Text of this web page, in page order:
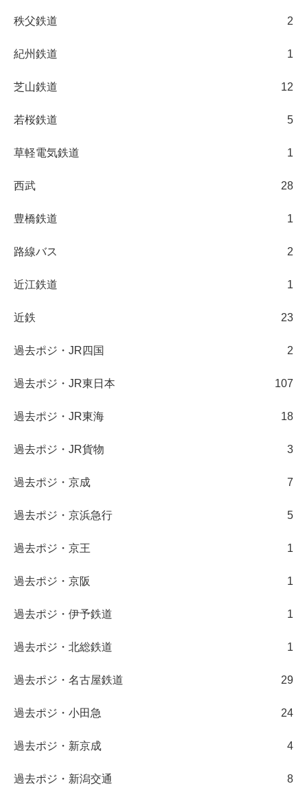
秩父鉄道 2
紀州鉄道 1
芝山鉄道 12
若桜鉄道 5
草軽電気鉄道 1
西武 28
豊橋鉄道 1
路線バス 2
近江鉄道 1
近鉄 23
過去ポジ・JR四国 2
過去ポジ・JR東日本 107
過去ポジ・JR東海 18
過去ポジ・JR貨物 3
過去ポジ・京成 7
過去ポジ・京浜急行 5
過去ポジ・京王 1
過去ポジ・京阪 1
過去ポジ・伊予鉄道 1
過去ポジ・北総鉄道 1
過去ポジ・名古屋鉄道 29
過去ポジ・小田急 24
過去ポジ・新京成 4
過去ポジ・新潟交通 8